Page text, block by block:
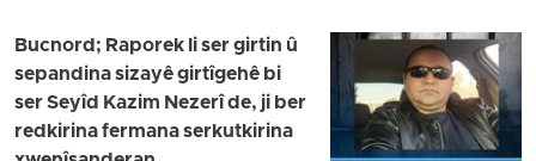
Bucnord; Raporek li ser girtin û
sepandina sizayê girtîgehê bi
ser Seyîd Kazim Nezerî de, ji ber
redkirina fermana serkutkirina